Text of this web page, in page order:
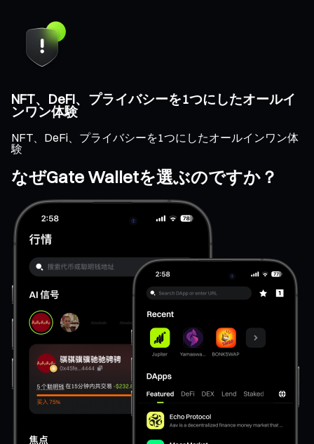
NFT、DeFi、プライバシーを1つにしたオールイ
ンワン体験
NFT、DeFi、プライバシーを1つにしたオールインワン体
験
なぜGate Walletを選ぶのですか？